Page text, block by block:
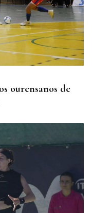
ourensanos de